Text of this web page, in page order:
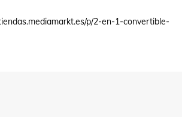
p/2-en-1-convertible-